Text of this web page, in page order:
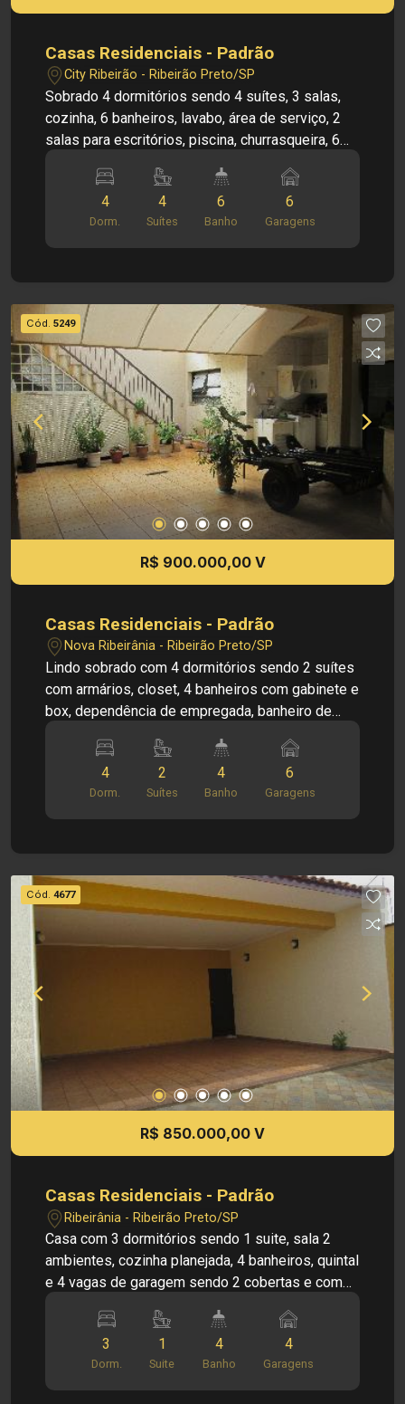
Casas Residenciais - Padrão
City Ribeirão - Ribeirão Preto/SP
Sobrado 4 dormitórios sendo 4 suítes, 3 salas,
cozinha, 6 banheiros, lavabo, área de serviço, 2
salas para escritórios, piscina, churrasqueira, 6
4
Dorm.
4
Suítes
6
Banho
6
Garagens
Cód. 5249
R$ 900.000,00 V
Casas Residenciais - Padrão
Nova Ribeirânia - Ribeirão Preto/SP
Lindo sobrado com 4 dormitórios sendo 2 suítes
com armários, closet, 4 banheiros com gabinete e
box, dependência de empregada, banheiro de
planejada, copa, dispensa, escritório, sacada, área
de serviço, varanda, quintal, churrasqueira, cerca
elétrica, alarme, 6 vagas de garagens sendo 3
cobertas e portão eletrônico.
4
Dorm.
2
Suítes
4
Banho
6
Garagens
Cód. 4677
R$ 850.000,00 V
Casas Residenciais - Padrão
Ribeirânia - Ribeirão Preto/SP
Casa com 3 dormitórios sendo 1 suite, sala 2
ambientes, cozinha planejada, 4 banheiros, quintal
e 4 vagas de garagem sendo 2 cobertas e com
3
Dorm.
1
Suite
4
Banho
4
Garagens